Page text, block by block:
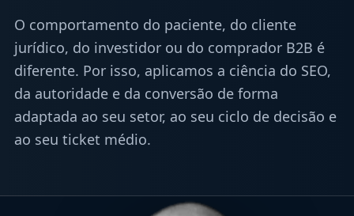
O comportamento do paciente, do cliente
jurídico, do investidor ou do comprador B2B é
diferente. Por isso, aplicamos a ciência do SEO,
da autoridade e da conversão de forma
adaptada ao seu setor, ao seu ciclo de decisão e
ao seu ticket médio.